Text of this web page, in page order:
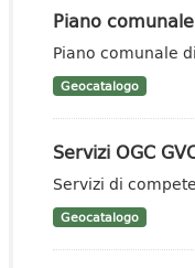
Piano
Piano comunale
Geocatalogo
Servizi OGC
Servizi di
Geocatalogo